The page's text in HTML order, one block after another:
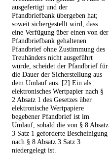
ausgefertigt und der
Pfandbriefbank übergeben hat;
soweit sichergestellt wird, dass
eine Verfügung über einen von der
Pfandbriefbank gehaltenen
Pfandbrief ohne Zustimmung des
Treuhänders nicht ausgeführt
würde, scheidet der Pfandbrief für
die Dauer der Sicherstellung aus
dem Umlauf aus. [2] Ein als
elektronisches Wertpapier nach §
2 Absatz 1 des Gesetzes über
elektronische Wertpapiere
begebener Pfandbrief ist im
Umlauf, sobald die von § 8 Absatz
3 Satz 1 geforderte Bescheinigung
nach § 8 Absatz 3 Satz 3
niedergelegt ist.